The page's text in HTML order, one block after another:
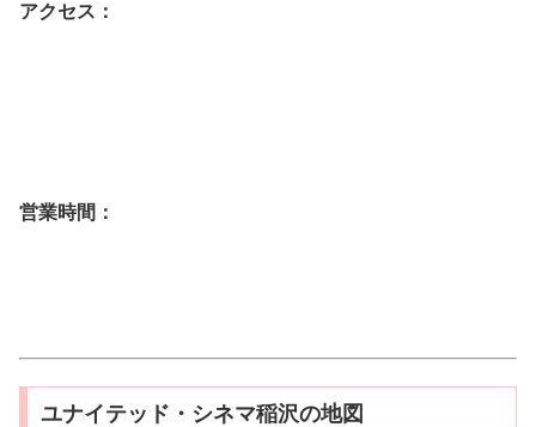
アクセス：
営業時間：
ユナイテッド・シネマ稲沢の地図